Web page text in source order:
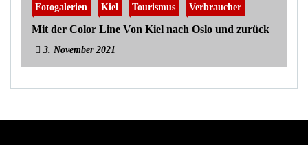
Fotogalerien Kiel Tourismus Verbraucher
Mit der Color Line Von Kiel nach Oslo und zurück
3. November 2021